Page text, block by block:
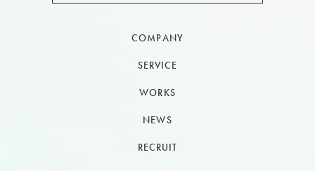
COMPANY
SERVICE
WORKS
NEWS
RECRUIT